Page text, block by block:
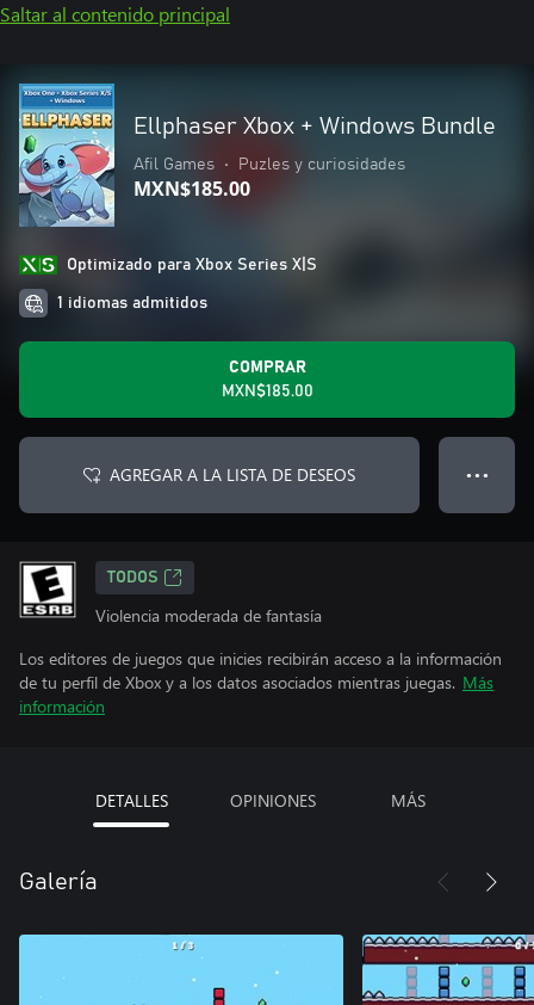
Saltar al contenido principal
Ellphaser Xbox + Windows Bundle
Afil Games • Puzles y curiosidades
MXN$185.00
Optimizado para Xbox Series X|S
1 idiomas admitidos
COMPRAR
MXN$185.00
AGREGAR A LA LISTA DE DESEOS ● ● ●
TODOS
Violencia moderada de fantasía
Los editores de juegos que inicies recibirán acceso a la información
de tu perfil de Xbox y a los datos asociados mientras juegas. Más
información
DETALLES OPINIONES MÁS
Galería